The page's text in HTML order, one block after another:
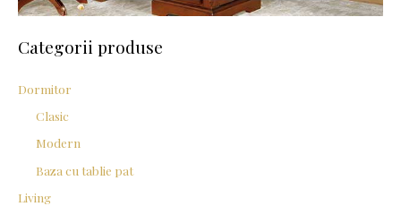
Categorii produse
Dormitor
Clasic
Modern
Baza cu tablie pat
Living